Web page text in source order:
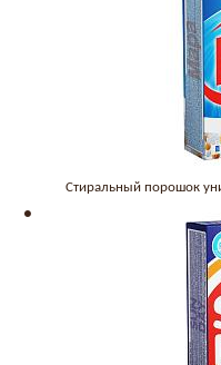
Стиральный порошок